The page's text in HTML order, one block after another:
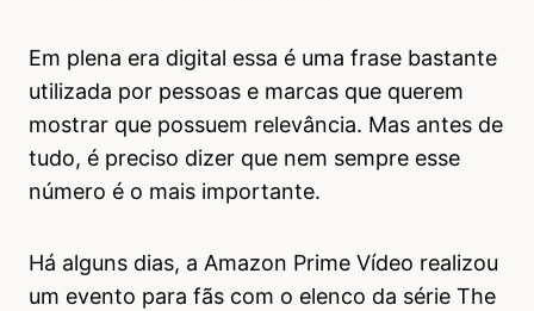
Em plena era digital essa é uma frase bastante
utilizada por pessoas e marcas que querem
mostrar que possuem relevância. Mas antes de
tudo, é preciso dizer que nem sempre esse
número é o mais importante.
Há alguns dias, a Amazon Prime Vídeo realizou
um evento para fãs com o elenco da série The